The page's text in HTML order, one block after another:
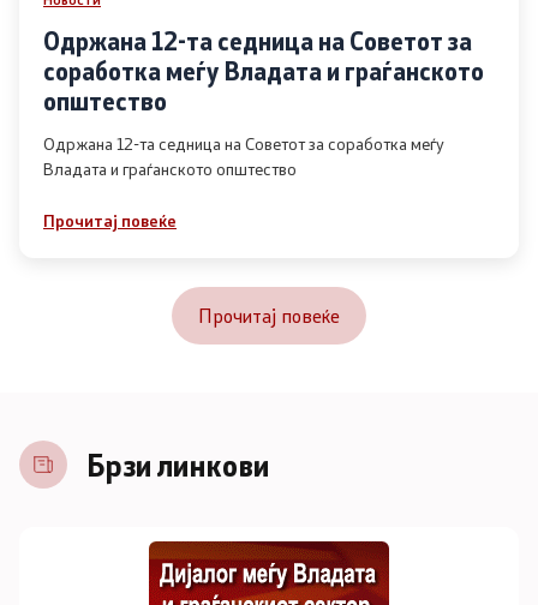
Одржана 12-та седница на Советот за
соработка меѓу Владата и граѓанското
општество
Одржана 12-та седница на Советот за соработка меѓу
Владата и граѓанското општество
Прочитај повеќе
Прочитај повеќе
Брзи линкови